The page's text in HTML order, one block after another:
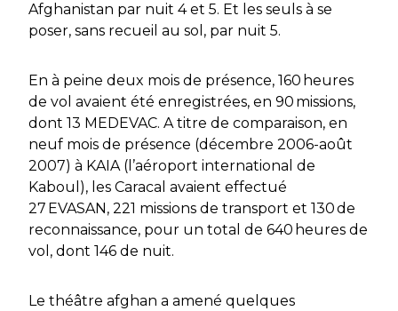
Afghanistan par nuit 4 et 5. Et les seuls à se
poser, sans recueil au sol, par nuit 5.
En à peine deux mois de présence, 160 heures
de vol avaient été enregistrées, en 90 missions,
dont 13 MEDEVAC. A titre de comparaison, en
neuf mois de présence (décembre 2006-août
2007) à KAIA (l’aéroport international de
Kaboul), les Caracal avaient effectué
27 EVASAN, 221 missions de transport et 130 de
reconnaissance, pour un total de 640 heures de
vol, dont 146 de nuit.
Le théâtre afghan a amené quelques